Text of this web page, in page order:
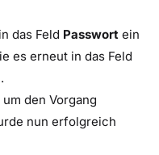
das Feld Passwort ein
es erneut in das Feld
um den Vorgang
nun erfolgreich